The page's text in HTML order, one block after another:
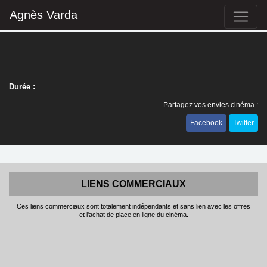
Agnès Varda
Durée :
Partagez vos envies cinéma :
Facebook Twitter
LIENS COMMERCIAUX
Ces liens commerciaux sont totalement indépendants et sans lien avec les offres
et l'achat de place en ligne du cinéma.